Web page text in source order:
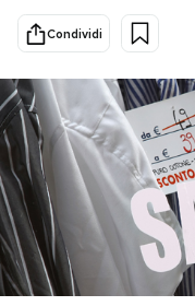
Scienza
Economia
Sport
PODCAST
Condividi